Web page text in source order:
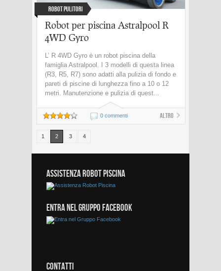
Robot Pulitori
Robot per piscina Astralpool R
4WD Gyro
L’ R 4WD Gyro è un robot piscina della
famiglia Astralpool. I 3 modelli di questa linea
(R3, R5, R7) sono adatti alla pulizia di fondo e
pareti di piscine di lunghezza fino a 10 o 12
metri. Manutenzione e pulizia di quest...
0 commenti Altro
1 2 3 4
ASSISTENZA ROBOT PISCINA
ENTRA NEL GRUPPO FACEBOOK
CONTATTI